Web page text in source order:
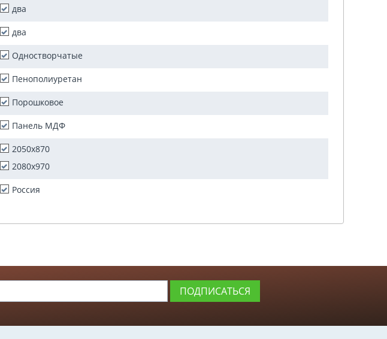
Релакс
два
два
Одностворчатые
Пенополиуретан
Порошковое
Панель МДФ
2050x870
2080x970
Россия
ПОДПИСАТЬСЯ